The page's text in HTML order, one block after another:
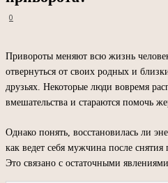
0
Привороты меняют всю жизнь
отвернуться от своих родных и
друзьях. Некоторые люди вовремя
вмешательства и стараются помочь
Однако понять, восстановилась ли
как ведет себя мужчина после
Это связано с остаточными